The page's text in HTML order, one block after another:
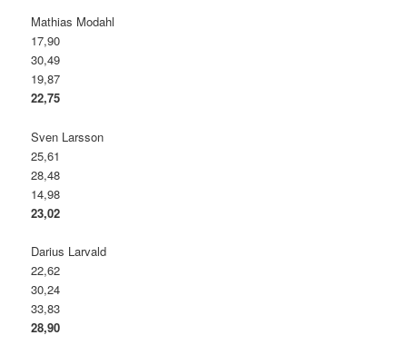
Mathias Modahl
17,90
30,49
19,87
22,75
Sven Larsson
25,61
28,48
14,98
23,02
Darius Larvald
22,62
30,24
33,83
28,90